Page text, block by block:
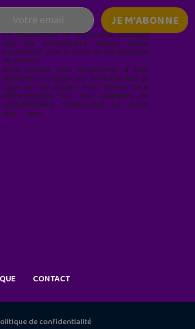
En soumettant ce formulaire, j’accepte
que les informations saisies soient
exploitées* dans le cadre de ma demande
de contact.
Vous pouvez vous désabonner à tout
moment en cliquant sur le lien en bas de
page de nos emails. Pour obtenir plus
d'informations sur nos pratiques de
confidentialité, rendez-vous sur notre
site web
CONTACT
de confidentialité